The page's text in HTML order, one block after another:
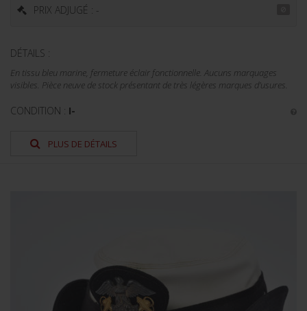
PRIX ADJUGÉ : -
DÉTAILS :
En tissu bleu marine, fermeture éclair fonctionnelle. Aucuns marquages
visibles. Pièce neuve de stock présentant de très légères marques d’usures.
CONDITION : I-
PLUS DE DÉTAILS